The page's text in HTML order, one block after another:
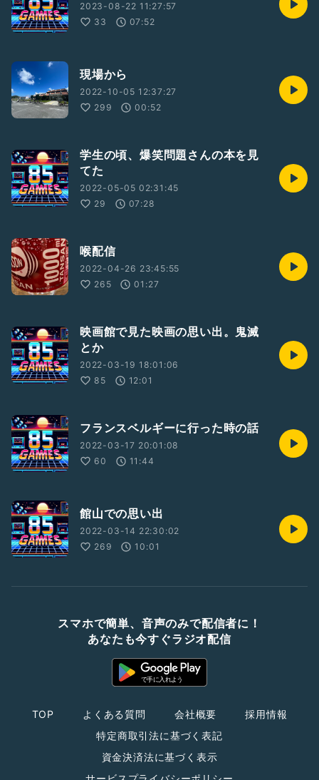
2023-08-22 11:27:57
33
07:52
現場から
2022-10-05 12:37:27
299
00:52
学生の頃、爆笑問題さんの本を見
てた
2022-05-05 02:31:45
29
07:28
喉配信
2022-04-26 23:45:55
265
01:27
映画館で見た映画の思い出。鬼滅
とか
2022-03-19 18:01:06
85
12:01
フランスベルギーに行った時の話
2022-03-17 20:01:08
60
11:44
館山での思い出
2022-03-14 22:30:02
269
10:01
スマホで簡単、音声のみで配信者に！
あなたも今すぐラジオ配信
TOP よくある質問 会社概要
採用情報
特定商取引法に基づく表記
資金決済法に基づく表示